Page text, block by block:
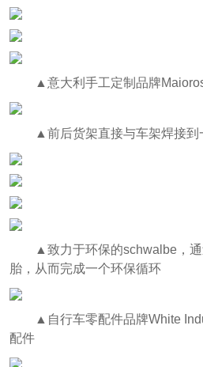
▲意大利手工定制品牌
▲前后货架直接与车架焊接到
▲致力于环保的schwalbe，
胎，从而完成一个环保循环
▲自行车零配件品牌White
配件